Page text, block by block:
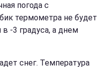
погода с
термометра не будет
в -3 градуса, а днем
снег. Температура